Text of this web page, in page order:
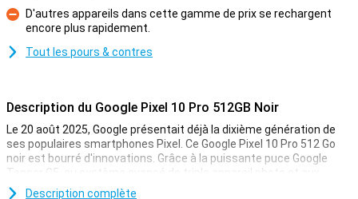
Contre
D'autres appareils dans cette gamme de prix se rechargent
encore plus rapidement.
Tout les pours & contres
Description du Google Pixel 10 Pro 512GB Noir
Le 20 août 2025, Google présentait déjà la dixième génération de
ses populaires smartphones Pixel. Ce Google Pixel 10 Pro 512 Go
noir est bourré d'innovations. Grâce à la puissante puce Google
Tensor G5, au système avancé de triple appareil photo et aux
fonctions d'IA pratiques avec Gemini, vous aurez toujours une
Description complète